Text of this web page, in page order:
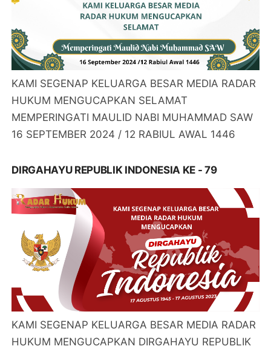
KAMI SEGENAP KELUARGA BESAR MEDIA RADAR
HUKUM MENGUCAPKAN SELAMAT
MEMPERINGATI MAULID NABI MUHAMMAD SAW
16 SEPTEMBER 2024 / 12 RABIUL AWAL 1446
DIRGAHAYU REPUBLIK INDONESIA KE - 79
KAMI SEGENAP KELUARGA BESAR MEDIA RADAR
HUKUM MENGUCAPKAN DIRGAHAYU REPUBLIK